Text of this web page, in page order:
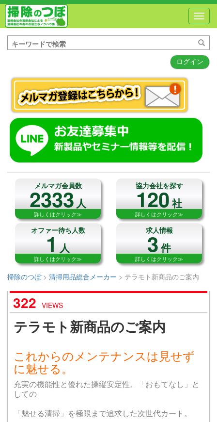
ログイン
メルマガ会員数
2333人
詳しくはクリック≫
協力会社を探す
120社
詳しくはクリック≫
オファー待ち人数
1人
詳しくはクリック≫
求人情報
3件
詳しくはクリック≫
掃除のつぼ> 清掃用品総合メーカー > テラモト新商品のご案内
322 VIEWS
テラモト新商品のご案内
これからのメンテナンスは見せず
に魅せる。
充実の機能性と優れた操縦安定性。「おもてなし」と
しての
「魅せる清掃」を極限まで追求した次世代カート。